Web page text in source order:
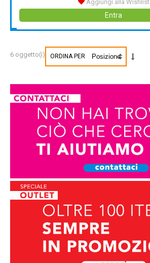
Aggiungi alla Wishlist
Entra
6 oggetto(i) ORDINA PER